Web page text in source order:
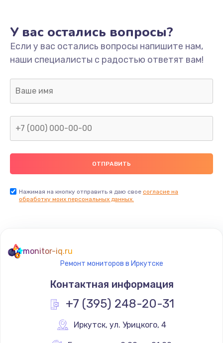
995 руб.
Заказать
Замена шлейфа матрицы
2600 руб.
Замена видеочипа
Ремонт разъема питания
745 руб.
Заказать
Замена видеокарты
1600 руб.
У вас остались вопросы?
Если у вас остались вопросы напишите нам,
наши специалисты с радостью ответят вам!
Нажимая на кнопку отправить я даю свое согласие на
обработку моих персональных данных.
monitor-iq.ru
Ремонт мониторов в Иркутске
Контактная информация
+7 (395) 248-20-31
Иркутск, ул. Урицкого, 4